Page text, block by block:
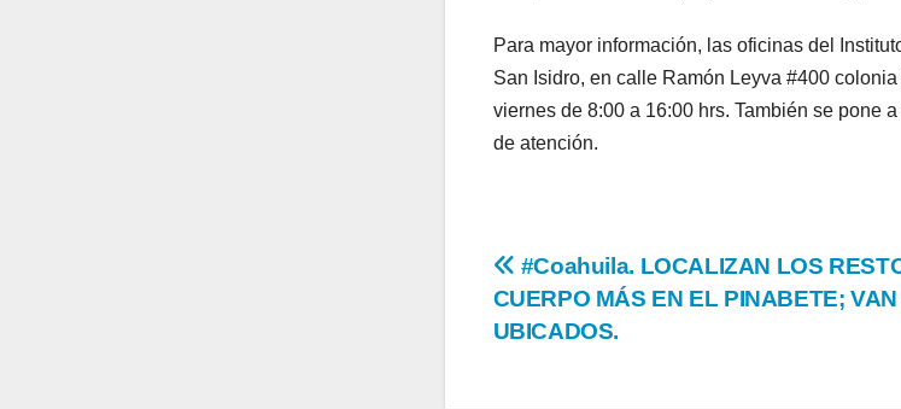
Para mayor información, las oficinas del
San Isidro, en calle Ramón Leyva #400
viernes de 8:00 a 16:00 hrs. También se pone
de atención.
Navegación
de
#Coahuila. LOCALIZAN LOS
CUERPO MÁS EN EL PINABETE;
UBICADOS.